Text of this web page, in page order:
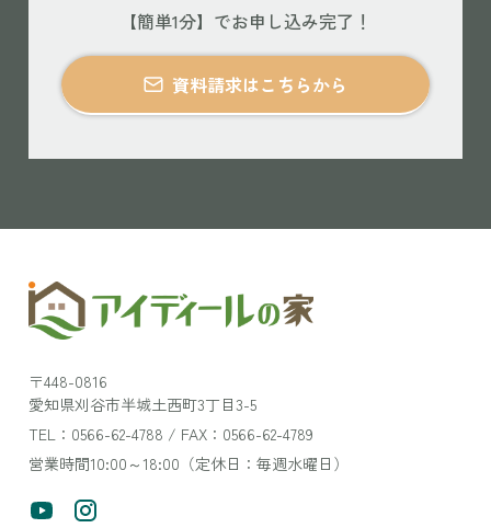
【簡単1分】でお申し込み完了！
資料請求はこちらから
〒448-0816
愛知県刈谷市半城土西町3丁目3-5
TEL：0566-62-4788 / FAX：0566-62-4789
営業時間10:00～18:00（定休日：毎週水曜日）